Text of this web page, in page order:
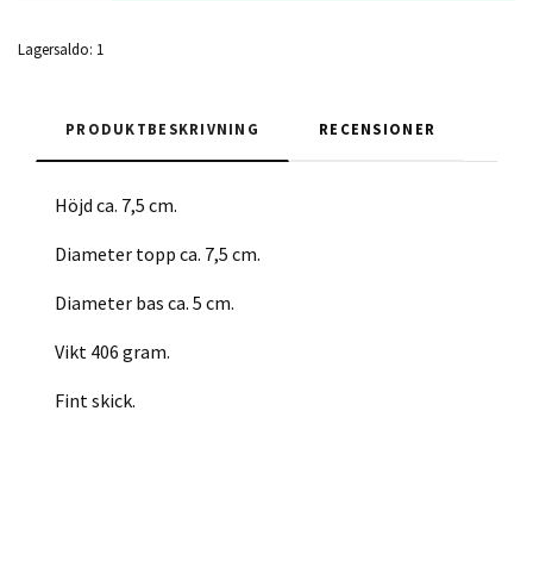
Lagersaldo: 1
PRODUKTBESKRIVNING RECENSIONER
Höjd ca. 7,5 cm.
Diameter topp ca. 7,5 cm.
Diameter bas ca. 5 cm.
Vikt 406 gram.
Fint skick.